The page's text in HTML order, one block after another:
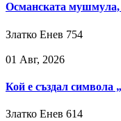
Османската
Златко Енев 754
01 Авг, 2026
Кой е създал
Златко Енев 614